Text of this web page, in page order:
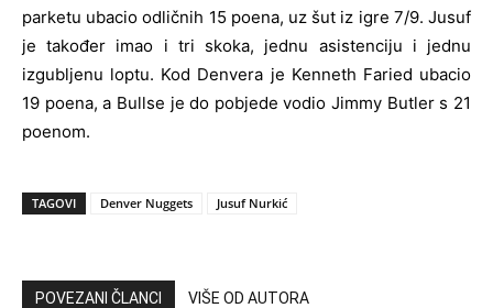
parketu ubacio odličnih 15 poena, uz šut iz igre 7/9. Jusuf
je također imao i tri skoka, jednu asistenciju i jednu
izgubljenu loptu. Kod Denvera je Kenneth Faried ubacio
19 poena, a Bullse je do pobjede vodio Jimmy Butler s 21
poenom.
TAGOVI Denver Nuggets Jusuf Nurkić
POVEZANI ČLANCI VIŠE OD AUTORA